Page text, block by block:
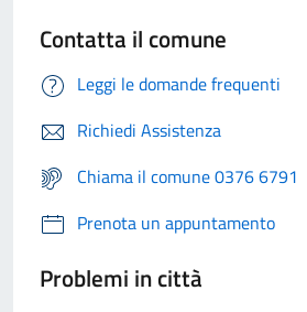
Contatta il comune
Leggi le domande frequenti
Richiedi Assistenza
Chiama il comune 0376 6791
Prenota un appuntamento
Problemi in città